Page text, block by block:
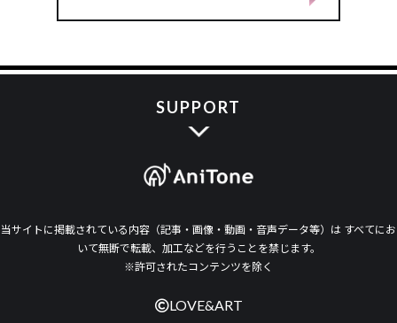
SUPPORT
当サイトに掲載されている内容（記事・画像・動画・音声データ等）は すべてにお
いて無断で転載、加工などを行うことを禁じます。
※許可されたコンテンツを除く
LOVE&ART